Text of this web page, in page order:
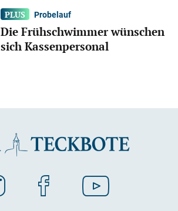
Probelauf
Die Frühschwimmer wünschen
sich Kassenpersonal